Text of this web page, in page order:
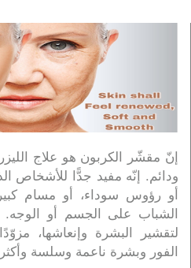
إنّ مقشّر الكربون هو علاج
ودائم. إنّه مفيد جدًّا للأشخاص
أو رؤوس سوداء، أو مسام
الشباب على الجسم أو الوجه.
لتقشير البشرة وإنعاشها،
الفور وبشرة ناعمة وسلسة وأكثر